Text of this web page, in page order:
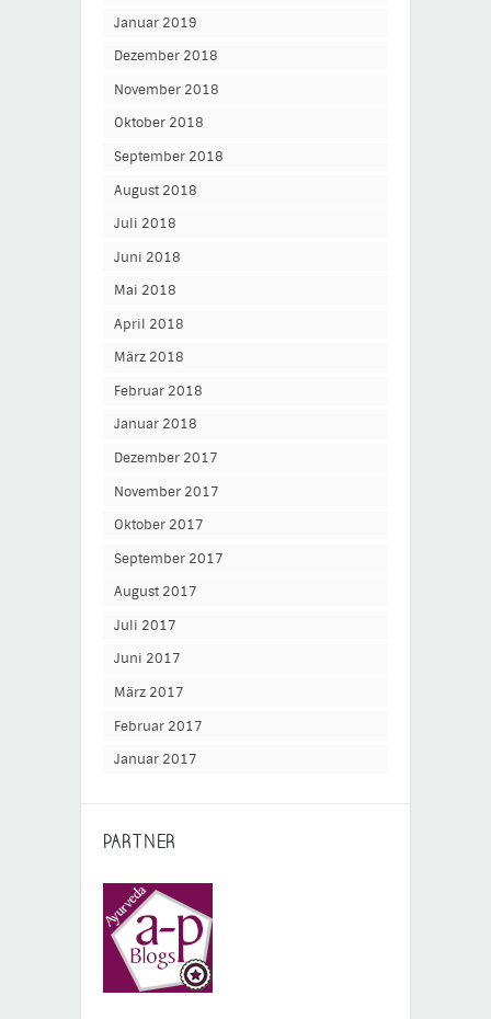
Januar 2019
Dezember 2018
November 2018
Oktober 2018
September 2018
August 2018
Juli 2018
Juni 2018
Mai 2018
April 2018
März 2018
Februar 2018
Januar 2018
Dezember 2017
November 2017
Oktober 2017
September 2017
August 2017
Juli 2017
Juni 2017
März 2017
Februar 2017
Januar 2017
PARTNER